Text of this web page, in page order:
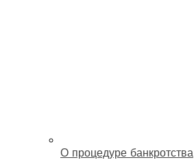
О процедуре банкротства